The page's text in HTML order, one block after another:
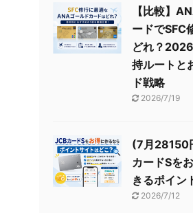
【比較】
ードでSFC
どれ？
持ルートと
ド戦略
2026/7/19
(7月28150
カードSを
きるポイン
2026/7/12